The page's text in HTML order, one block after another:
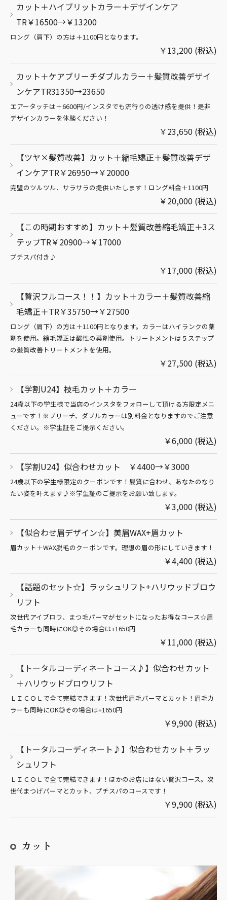
カット＋ハイブリットカラー＋デザインケア
TR￥16500→￥13200
ロング（肩下）の方は＋1100円となります。
￥13,200 (税込)
カット＋ケアブリーチダブルカラー＋髪質改善デザイ
ンケアTR31350→23650
エアータッチは＋6600円/インスタでも流行りの透け感を提供！是非
デザインカラーを体験ください！
￥23,650 (税込)
【ツヤ×髪質改善】カット＋縮毛矯正＋髪質改善デザ
インケアTR￥26950→￥20000
完璧のツルツル、サラサラの提供いたします！ロング料金＋1100円
￥20,000 (税込)
【この時期おすすめ】カット＋髪質改善縮毛矯正＋3ス
テップTR￥20900→￥17000
プチスパ付き♪
￥17,000 (税込)
【贅沢フルコース！！】カット＋カラー＋髪質改善縮
毛矯正＋TR￥35750→￥27500
ロング（肩下）の方は＋1100円となります。カラーはハイランクの薬
剤を使用。縮毛矯正は酸性の薬剤使用。トリートメントは５ステップ
の髪質改善トリートメントを使用。
￥27,500 (税込)
【学割U24】枝毛カット＋カラー
24歳以下の学生様で当店のインスタをフォローして頂ける方限定メニ
ューです！※ブリーチ、ダブルカラーは別料金となりますのでご注意
ください。※学生証をご提示ください。
￥6,000 (税込)
【学割U24】似合わせカット ￥4400→￥3000
24歳以下の学生様限定のクーポンです！髪質に合わせ、あなたのなり
たい姿を叶えます♪※学生証のご提示をお願い致します。
￥3,000 (税込)
【似合わせ眉デザイン☆】美眉WAX+眉カット
眉カット＋WAX脱毛のクーポンです。理想の眉の形にしていきます！
￥4,400 (税込)
【話題のセット☆】ラッシュリフト+ハリウッドブロウ
リフト
次世代アイブロウ、まつ毛パーマがセットになったお得なコース☆眉
毛カラーも同時にOK◎その場合は+1650円
￥11,000 (税込)
【トータルコーディネートコース♪】似合わせカット
＋ハリウッドブロウリフト
ＬＩＣＯＬで全て完結できます！次世代眉毛パーマとカット！眉毛カ
ラーも同時にOK◎その場合は+1650円
￥9,900 (税込)
【トータルコーディネート♪】似合わせカット＋ラッ
シュリフト
ＬＩＣＯＬで全て完結できます！ほかのお店にはない贅沢コース。次
世代まつげパーマとカット、プチスパのコースです！
￥9,900 (税込)
カット